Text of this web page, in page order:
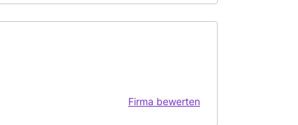
Firma bewerten